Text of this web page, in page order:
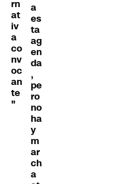
rn
at
iv
a
co
nv
oc
an
te
"
a
es
ta
ag
en
da
,
pe
ro
no
ha
y
m
ar
ch
a